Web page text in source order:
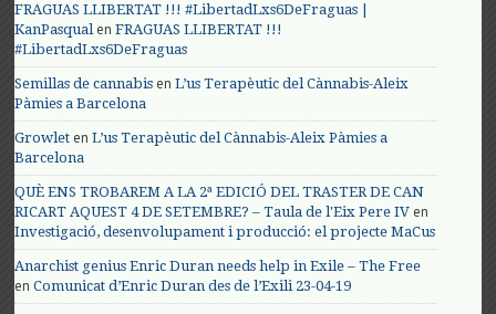
FRAGUAS LLIBERTAT !!! #LibertadLxs6DeFraguas |
KanPasqualenFRAGUAS LLIBERTAT !!!
#LibertadLxs6DeFraguas
Semillas de cannabis enL’us Terapèutic del Cànnabis-Aleix
Pàmies a Barcelona
Growlet enL’us Terapèutic del Cànnabis-Aleix Pàmies a
Barcelona
QUÈ ENS TROBAREM A LA 2ª EDICIÓ DEL TRASTER DE CAN
RICART AQUEST 4 DE SETEMBRE? – Taula de l'Eix Pere IV en
Investigació, desenvolupament i producció: el projecte MaCus
Anarchist genius Enric Duran needs help in Exile – The Free
enComunicat d’Enric Duran des de l’Exili 23-04-19